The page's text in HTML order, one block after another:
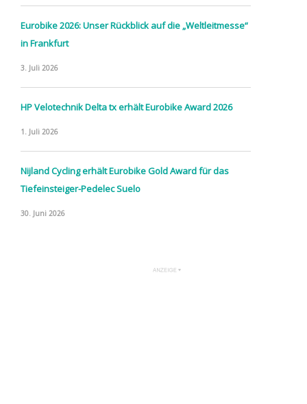
Eurobike 2026: Unser Rückblick auf die „Weltleitmesse“
in Frankfurt
3. Juli 2026
HP Velotechnik Delta tx erhält Eurobike Award 2026
1. Juli 2026
Nijland Cycling erhält Eurobike Gold Award für das
Tiefeinsteiger-Pedelec Suelo
30. Juni 2026